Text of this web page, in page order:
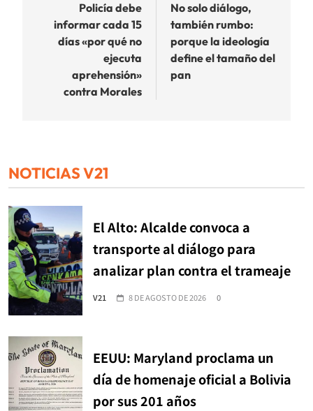
entradas
Policía debe
informar cada 15
días «por qué no
ejecuta
aprehensión»
contra Morales
No solo diálogo,
también rumbo:
porque la ideología
define el tamaño del
pan
NOTICIAS V21
El Alto: Alcalde convoca a
transporte al diálogo para
analizar plan contra el trameaje
V21 8 DE AGOSTO DE 2026 0
EEUU: Maryland proclama un
día de homenaje oficial a Bolivia
por sus 201 años